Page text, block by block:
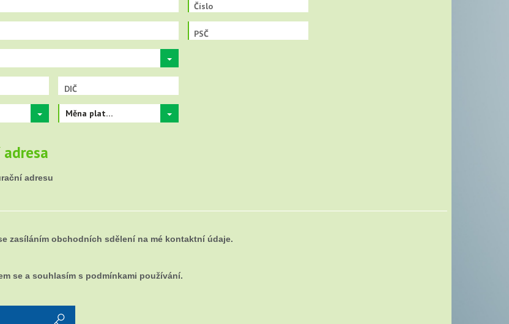
Číslo
PSČ
DIČ
Měna plateb
adresu
zasíláním obchodních sdělení na mé kontaktní údaje.
se a souhlasím s podmínkami používání.